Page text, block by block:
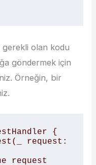
gerekli olan kodu
göndermek için
Örneğin, bir
{